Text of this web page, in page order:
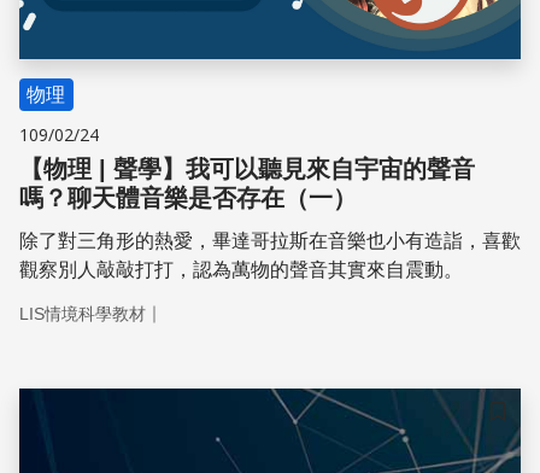
物理
109/02/24
【物理 | 聲學】我可以聽見來自宇宙的聲音
嗎？聊天體音樂是否存在（一）
除了對三角形的熱愛，畢達哥拉斯在音樂也小有造詣，喜歡
觀察別人敲敲打打，認為萬物的聲音其實來自震動。
LIS情境科學教材 ｜
儲存